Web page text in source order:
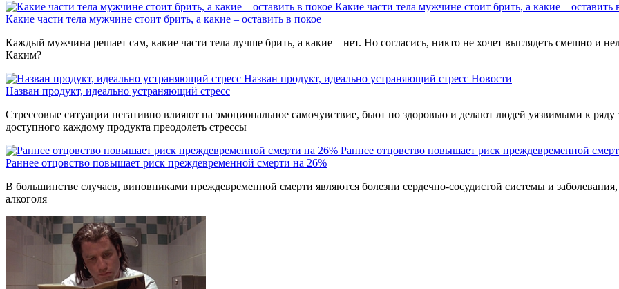
Какие части тела мужчине стоит брить, а какие – оставить
Какие части тела мужчине стоит брить, а какие – оставить в покое
Каждый мужчина решает сам, какие части тела лучше брить, а какие – нет. Но согласись, никто не хочет выглядеть смешно и
Каким?
Назван продукт, идеально устраняющий стресс Новости
Назван продукт, идеально устраняющий стресс
Стрессовые ситуации негативно влияют на эмоциональное самочувствие, бьют по здоровью и делают людей уязвимыми к
доступного каждому продукта преодолеть стрессы
Раннее отцовство повышает риск преждевременной
Раннее отцовство повышает риск преждевременной смерти на 26%
В большинстве случаев, виновниками преждевременной смерти являются болезни сердечно-сосудистой системы и
алкоголя